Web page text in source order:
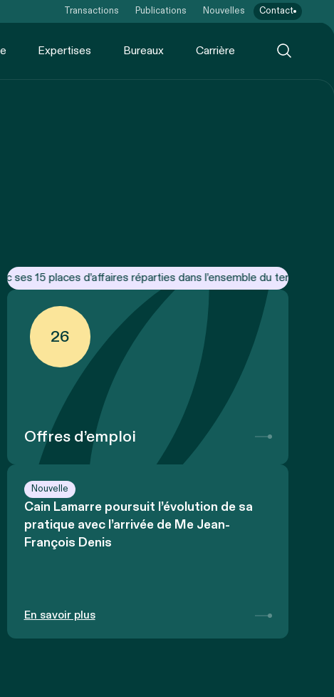
Transactions Publications Nouvelles Contact
Expertises Bureaux Carrière
ses 15 places d’affaires réparties dans l’ensemble du territoire,
26
Offres d’emploi
Nouvelle
Cain Lamarre poursuit l’évolution de sa
pratique avec l’arrivée de Me Jean-
François Denis
En savoir plus